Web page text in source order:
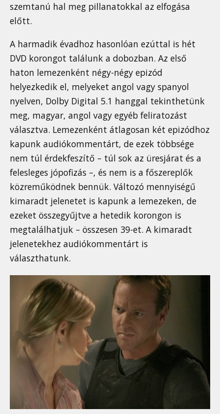
szemtanú hal meg pillanatokkal az elfogása
előtt.
A harmadik évadhoz hasonlóan ezúttal is hét
DVD korongot találunk a dobozban. Az első
haton lemezenként négy-négy epizód
helyezkedik el, melyeket angol vagy spanyol
nyelven, Dolby Digital 5.1 hanggal tekinthetünk
meg, magyar, angol vagy egyéb feliratozást
választva. Lemezenként átlagosan két epizódhoz
kapunk audiókommentárt, de ezek többsége
nem túl érdekfeszítő – túl sok az üresjárat és a
felesleges jópofizás –, és nem is a főszereplők
közreműködnek bennük. Változó mennyiségű
kimaradt jelenetet is kapunk a lemezeken, de
ezeket összegyűjtve a hetedik korongon is
megtalálhatjuk – összesen 39-et. A kimaradt
jelenetekhez audiókommentárt is
választhatunk.